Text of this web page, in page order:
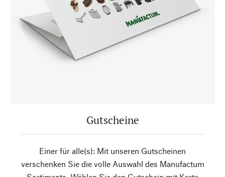
Gutscheine
Einer für alle(s): Mit unseren Gutscheinen
verschenken Sie die volle Auswahl des Manufactum